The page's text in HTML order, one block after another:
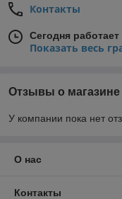
Контакты
Сегодня
Показать весь
Отзывы о магазине
У компании пока нет
О нас
Контакты